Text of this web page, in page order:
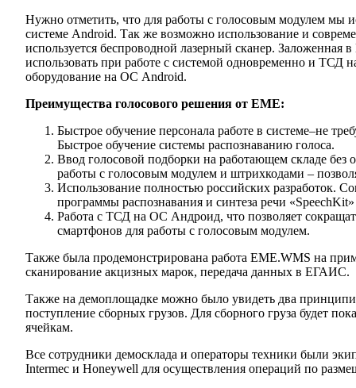
Нужно отметить, что для работы с голосовым модулем мы
системе Android. Так же возможно использование и
используется беспроводной лазерный сканер. Заложенная
использовать при работе с системой одновременно и ТСД
оборудование на ОС Android.
Преимущества голосового решения от ЕМЕ:
Быстрое обучение персонала работе в системе–не
Быстрое обучение системы распознаванию голоса.
Ввод голосовой подборки на работающем складе
работы с голосовым модулем и штрихкодами –
Использование полностью российских разработок.
программы распознавания и синтеза речи «SpeechKit»
Работа с ТСД на ОС Андроид, что позволяет
смартфонов для работы с голосовым модулем.
Также была продемонстрирована работа EME.WMS на
сканирование акцизных марок, передача данных в ЕГАИС.
Также на демоплощадке можно было увидеть два
поступление сборных грузов. Для сборного груза будет
ячейкам.
Все сотрудники демосклада и операторы техники были
Intermec и Honeywell для осуществления операций по